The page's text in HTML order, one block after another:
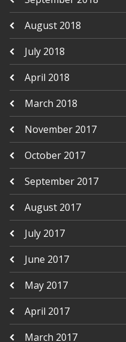
August 2018
July 2018
April 2018
March 2018
November 2017
October 2017
September 2017
August 2017
July 2017
June 2017
May 2017
April 2017
March 2017